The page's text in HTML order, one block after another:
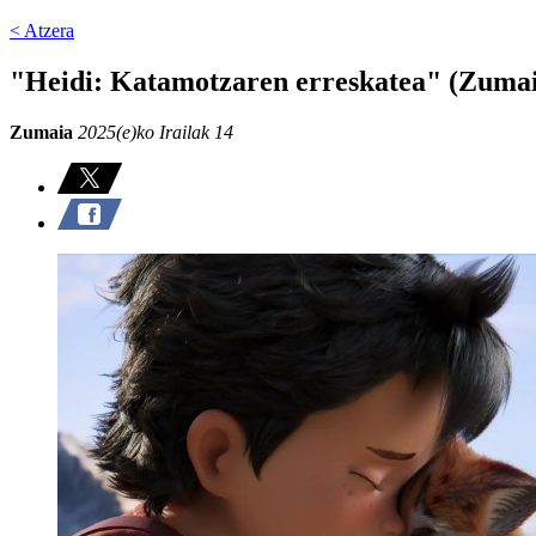
< Atzera
"Heidi: Katamotzaren erreskatea"
Zumaia 2025(e)ko Irailak 14